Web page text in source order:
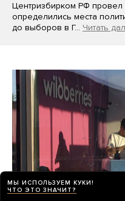
Центризбирком РФ провел
определились места
до выборов в Г… Читать
МЫ ИСПОЛЬЗУЕМ КУКИ!
ЧТО ЭТО ЗНАЧИТ?